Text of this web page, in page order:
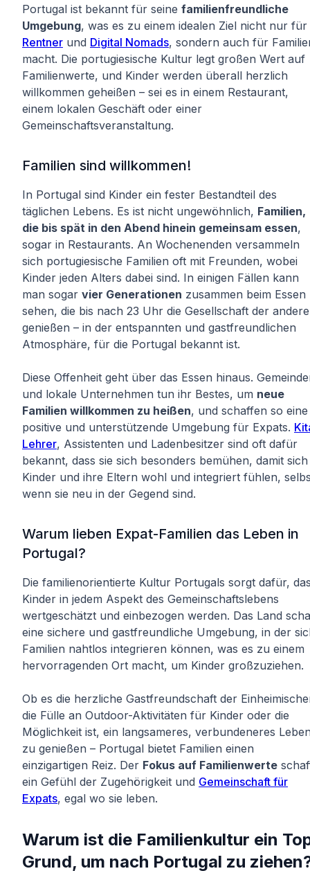
Portugal ist bekannt für seine familienfreundliche
Umgebung, was es zu einem idealen Ziel nicht nur für
Rentner und Digital Nomads, sondern auch für
macht. Die portugiesische Kultur legt großen Wert auf
Familienwerte, und Kinder werden überall herzlich
willkommen geheißen – sei es in einem Restaurant,
einem lokalen Geschäft oder einer
Gemeinschaftsveranstaltung.
Familien sind willkommen!
In Portugal sind Kinder ein fester Bestandteil des
täglichen Lebens. Es ist nicht ungewöhnlich, Familien,
die bis spät in den Abend hinein gemeinsam essen,
sogar in Restaurants. An Wochenenden versammeln
sich portugiesische Familien oft mit Freunden, wobei
Kinder jeden Alters dabei sind. In einigen Fällen kann
man sogar vier Generationen zusammen beim Essen
sehen, die bis nach 23 Uhr die Gesellschaft der
genießen – in der entspannten und gastfreundlichen
Atmosphäre, für die Portugal bekannt ist.
Diese Offenheit geht über das Essen hinaus.
und lokale Unternehmen tun ihr Bestes, um neue
Familien willkommen zu heißen, und schaffen so eine
positive und unterstützende Umgebung für Expats.
Lehrer, Assistenten und Ladenbesitzer sind oft dafür
bekannt, dass sie sich besonders bemühen, damit sich
Kinder und ihre Eltern wohl und integriert fühlen,
wenn sie neu in der Gegend sind.
Warum lieben Expat-Familien das Leben in
Portugal?
Die familienorientierte Kultur Portugals sorgt dafür,
Kinder in jedem Aspekt des Gemeinschaftslebens
wertgeschätzt und einbezogen werden. Das Land
eine sichere und gastfreundliche Umgebung, in der
Familien nahtlos integrieren können, was es zu einem
hervorragenden Ort macht, um Kinder großzuziehen.
Ob es die herzliche Gastfreundschaft der
die Fülle an Outdoor-Aktivitäten für Kinder oder die
Möglichkeit ist, ein langsameres, verbundeneres
zu genießen – Portugal bietet Familien einen
einzigartigen Reiz. Der Fokus auf Familienwerte
ein Gefühl der Zugehörigkeit und Gemeinschaft für
Expats, egal wo sie leben.
Warum ist die Familienkultur ein
Grund, um nach Portugal zu